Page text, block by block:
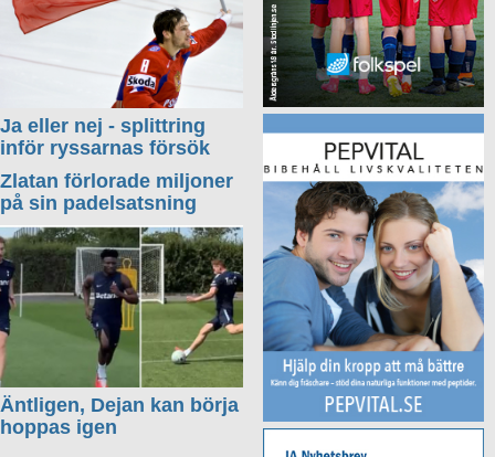
Ja eller nej - splittring
inför ryssarnas försök
Zlatan förlorade miljoner
på sin padelsatsning
Äntligen, Dejan kan börja
hoppas igen